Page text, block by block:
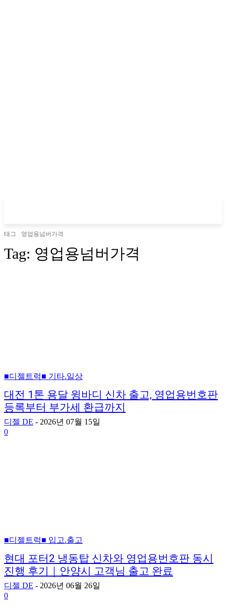
태그 영업용넘버가격
Tag: 영업용넘버가격
■디젤트럭■ 기타.일상
대전 1톤 용달 윙바디 신차 출고, 영업용번호판
등록부터 부가세 환급까지
디젤 DE - 2026년 07월 15일
0
■디젤트럭■ 입고.출고
현대 포터2 냉동탑 신차와 영업용번호판 동시
진행 후기｜안양시 고객님 출고 완료
디젤 DE - 2026년 06월 26일
0